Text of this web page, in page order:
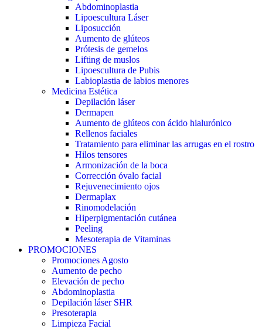
Abdominoplastia
Lipoescultura Láser
Liposucción
Aumento de glúteos
Prótesis de gemelos
Lifting de muslos
Lipoescultura de Pubis
Labioplastia de labios menores
Medicina Estética
Depilación láser
Dermapen
Aumento de glúteos con ácido hialurónico
Rellenos faciales
Tratamiento para eliminar las arrugas en el rostro
Hilos tensores
Armonización de la boca
Corrección óvalo facial
Rejuvenecimiento ojos
Dermaplax
Rinomodelación
Hiperpigmentación cutánea
Peeling
Mesoterapia de Vitaminas
PROMOCIONES
Promociones Agosto
Aumento de pecho
Elevación de pecho
Abdominoplastia
Depilación láser SHR
Presoterapia
Limpieza Facial